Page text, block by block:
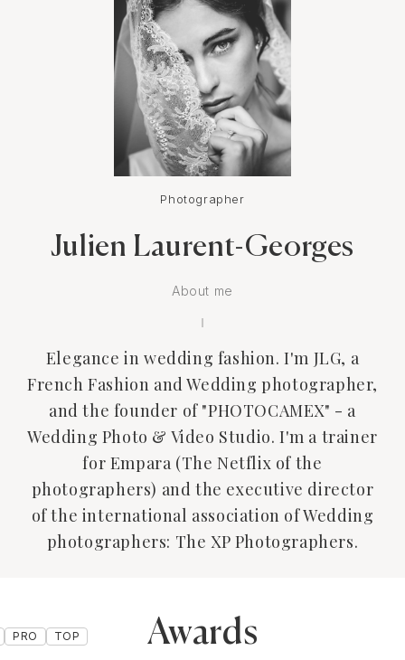
sans que personne ne s'en aperçoive tellement c'était rodé.
Bon du premier coup à chaque fois.
Le résultat est époustouflant, franchement.
En plus d'avoir un capital sympathie énorme et un humour
comme on adore, Julien tu es un passionné et ça se sent dans le
Photographer
Julien Laurent-Georges
About me
Elegance in wedding fashion. I'm JLG, a
French Fashion and Wedding photographer,
and the founder of "PHOTOCAMEX" - a
Wedding Photo & Video Studio. I'm a trainer
for Empara (The Netflix of the
photographers) and the executive director
of the international association of Wedding
photographers: The XP Photographers.
PRO TOP Awards